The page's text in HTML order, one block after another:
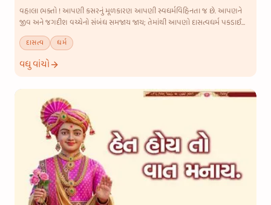
વહાલા ભક્તો ! આપણી કસરનું મૂળકારણ આપણી સ્વધર્મવિહિનતા જ છે. આપણને
જીવ અને જગદીશ વચ્ચેનો સંબંધ સમજાય જાય; તેમાંથી આપણો દાસત્વધર્મ પકડાઈ
જાય તો તો સર્વે વાત પૂરી થઈ જાય. ધર્મસભાનતા થાય એટલે આજ્ઞા પાળવામ
દાસત્વ ધર્મ
વધુ વાંચો